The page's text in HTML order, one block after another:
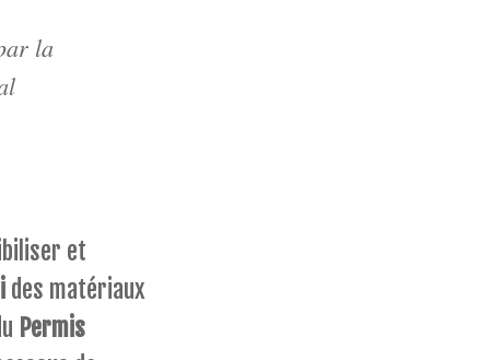
la
et
des matériaux
Permis